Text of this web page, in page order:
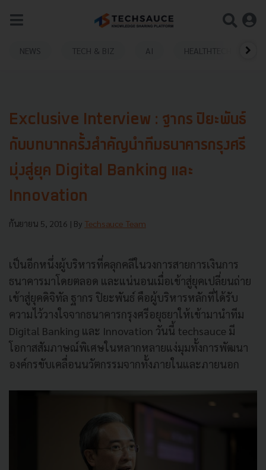
NEWS TECH & BIZ AI HEALTHTECH
Exclusive Interview : ฐากร ปิยะพันธ์
กับบทบาทครั้งสำคัญนำทีมธนาคารกรุงศรี
มุ่งสู่ยุค Digital Banking และ
Innovation
กันยายน 5, 2016 | By Techsauce Team
เป็นอีกหนึ่งผู้บริหารที่คลุกคลีในวงการสายการเงินการ
ธนาคารมาโดยตลอด และแน่นอนเมื่อเข้าสู่ยุคเปลี่ยนถ่าย
เข้าสู่ยุคดิจิทัล ฐากร ปิยะพันธ์ คือผู้บริหารหลักที่ได้รับ
ความไว้วางใจจากธนาคารกรุงศรีอยุธยาให้เข้ามานำทีม
Digital Banking และ Innovation วันนี้ techsauce มี
โอกาสสัมภาษณ์พิเศษในหลากหลายแง่มุมทั้งการพัฒนา
องค์กรขับเคลื่อนนวัตกรรมจากทั้งภายในและภายนอก